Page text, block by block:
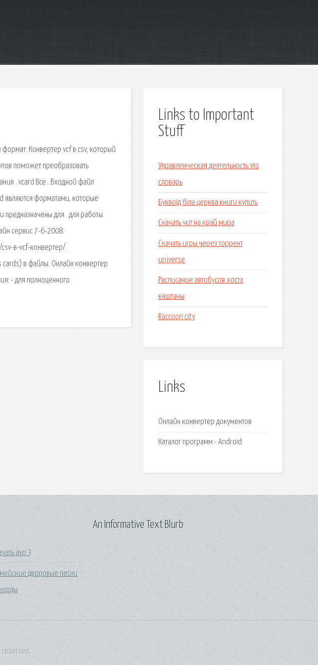
формат. Конвертер vcf в csv, который
поможет преобразовать
. vcard Все . Входной файл
являются форматами, которые
предназначены для . для работы
сервис 7-6-2008 ·
в-vcf-конвертер/.
cards) в файлы. Онлайн конвертер
- для полноценного
Links to Important
Stuff
Управленческая деятельность это
словарь
Буквоїд біла церква книги купить
Скачать чит на край мира
Скачать игры через торрент
universe
Расписание автобусов хоста
каштаны
Raccoon city
Links
Онлайн конвертер документов
Каталог программ - Android
avp 3
дворовые песни
An Informative Text Blurb
reserved.